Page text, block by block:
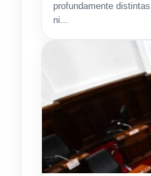
profundamente
ni...